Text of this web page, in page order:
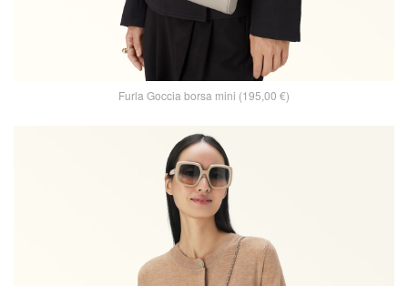
Furla Goccia borsa mini (195,00 €)